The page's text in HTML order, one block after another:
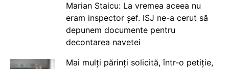
Marian Staicu: La vremea aceea nu
eram inspector șef. ISJ ne-a cerut să
depunem documente pentru
decontarea navetei
Mai mulți părinți solicită, într-o petiție,